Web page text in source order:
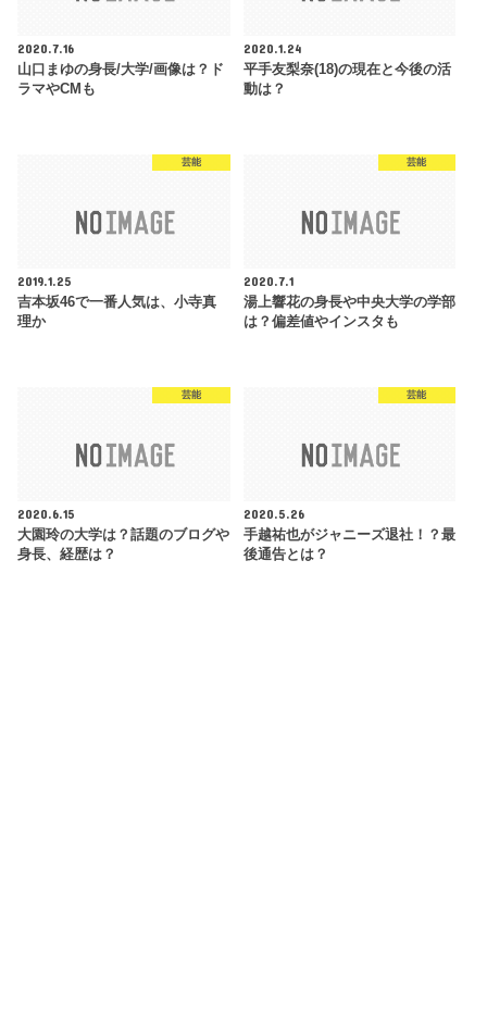
2020.7.16
山口まゆの身長/大学/画像は？ド
ラマやCMも
2020.1.24
平手友梨奈(18)の現在と今後の活
動は？
芸能
2019.1.25
吉本坂46で一番人気は、小寺真
理か
芸能
2020.7.1
湯上響花の身長や中央大学の学部
は？偏差値やインスタも
芸能
2020.6.15
大園玲の大学は？話題のブログや
身長、経歴は？
芸能
2020.5.26
手越祐也がジャニーズ退社！？最
後通告とは？